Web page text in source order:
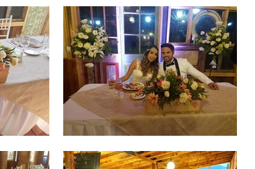
graduacione
s fiestas
eventos Sal
ón
Matrimonio
salon
matrimonio
boda
metro
cajon del
maipo san
jose de